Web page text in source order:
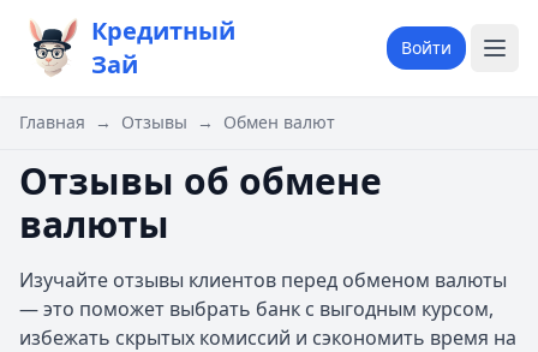
Кредитный
Зай
Войти
Главная → Отзывы → Обмен валют
Отзывы об обмене
валюты
Изучайте отзывы клиентов перед обменом валюты
— это поможет выбрать банк с выгодным курсом,
избежать скрытых комиссий и сэкономить время на